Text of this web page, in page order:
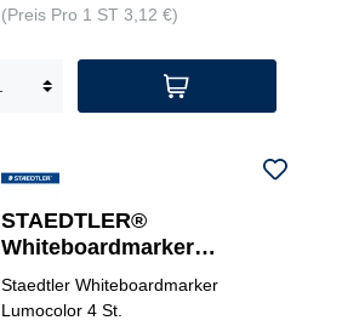
(Preis Pro 1 ST 3,12 €)
STAEDTLER®
Whiteboardmarker
Lumocolor® 351 B 4
St./Pack.
Staedtler Whiteboardmarker
Lumocolor 4 St.